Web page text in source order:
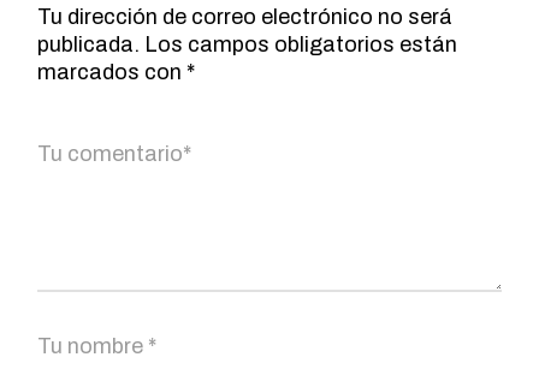
Tu dirección de correo electrónico no será
publicada. Los campos obligatorios están
marcados con *